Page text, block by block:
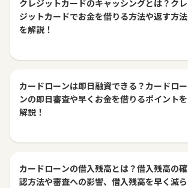
クレジットカードのキャッシングとは？クレ
ジットカードでお金を借りる方法や返す方法
を解説！
カードローンは即日融資できる？カードロー
ンの即日審査や早くお金を借りるポイントを
解説！
カードローンの借入残高とは？借入残高の確
認方法や審査への影響、借入残高を早く減ら